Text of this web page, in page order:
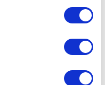
σε μαύρο